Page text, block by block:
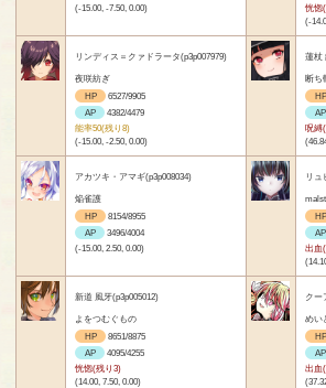
(-15.00, -7.50, 0.00)
恍惚
(-
リンディス＝クァドラータ(p3p007979)
夜咲紡ぎ
HP
6527/9905
AP
4382/4479
能率50(残り8)
(-15.00, -2.50, 0.00)
蓮杖
断ち
HP
AP
呪縛
アカツキ・アマギ(p3p008034)
焔雀護
HP
8154/8955
AP
3496/4004
(-15.00, 2.50, 0.00)
リュ
HP
AP
出血
新道 風牙(p3p005012)
よをつむぐもの
HP
8651/8875
AP
4095/4255
恍惚(残り3)
(14.00, 7.50, 0.00)
クー
めい
HP
AP
出血